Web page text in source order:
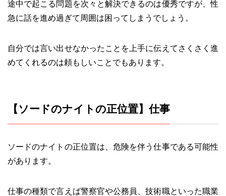
途中で起こる問題を次々と解決できるのは優秀ですが、性
急に話を進め過ぎて周囲は困ってしまうでしょう。
自分では言い出せなかったことを上手に伝えてさくさく進
めてくれるのは頼もしいことでもあります。
【ソードのナイトの正位置】仕事
ソードのナイトの正位置は、危険を伴う仕事である可能性
があります。
仕事の種類で言えば警察官や公務員、技術職といった職業